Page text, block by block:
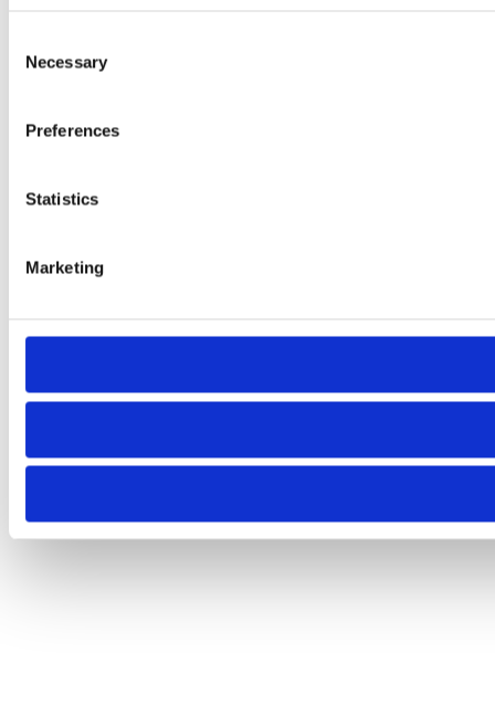
Selection
Necessary
Preferences
Statistics
Marketing